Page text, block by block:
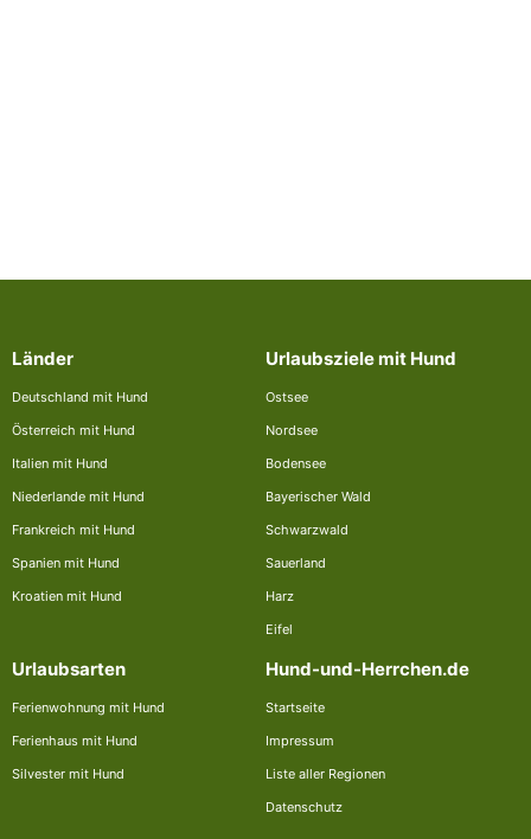
Länder
Deutschland mit Hund
Österreich mit Hund
Italien mit Hund
Niederlande mit Hund
Frankreich mit Hund
Spanien mit Hund
Kroatien mit Hund
Urlaubsziele mit Hund
Ostsee
Nordsee
Bodensee
Bayerischer Wald
Schwarzwald
Sauerland
Harz
Eifel
Urlaubsarten
Ferienwohnung mit Hund
Ferienhaus mit Hund
Silvester mit Hund
Hund-und-Herrchen.de
Startseite
Impressum
Liste aller Regionen
Datenschutz